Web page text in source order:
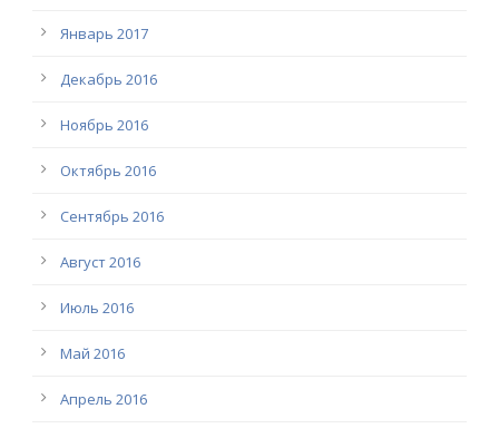
Январь 2017
Декабрь 2016
Ноябрь 2016
Октябрь 2016
Сентябрь 2016
Август 2016
Июль 2016
Май 2016
Апрель 2016